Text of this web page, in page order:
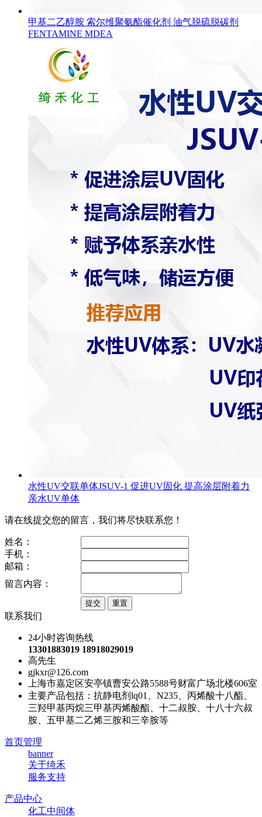
甲基二乙醇胺 索尔维聚氨酯催化剂 油气脱硫脱碳剂
FENTAMINE MDEA
水性UV交联单体JSUV-1 促进UV固化 提高涂层附着力
亲水UV单体
请在线提交您的留言，我们将尽快联系您！
姓名：
手机：
邮箱：
留言内容：
联系我们
24小时咨询热线
13301883019 18918029019
高先生
gjkxr@126.com
上海市嘉定区安亭镇曹安公路5588号财富广场北楼606室
主要产品包括：抗静电剂lq01、N235、丙烯酸十八酯、
三羟甲基丙烷三甲基丙烯酸酯、十二叔胺、十八十六叔
胺、五甲基二乙烯三胺和三辛胺等
首页管理
banner
关于绮禾
服务支持
产品中心
化工中间体